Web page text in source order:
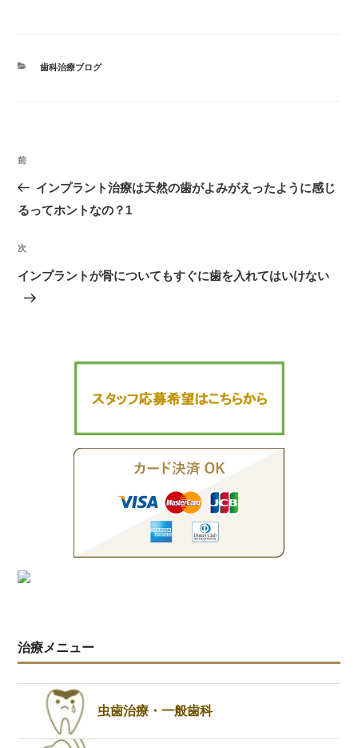
カ
歯科治療ブログ
投
ナ
ビ
ゲ
シ
ョ
過
去
の
稿
前
インプラント治療は天然の歯がよみがえったように感じ
るってホントなの？1
次
の
投
次
インプラントが骨についてもすぐに歯を入れてはいけない
治療メニュー
虫歯治療・一般歯科